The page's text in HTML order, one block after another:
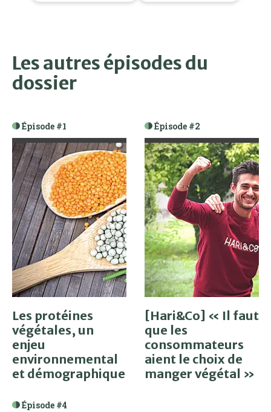
Les autres épisodes du
dossier
Épisode #1
Les protéines
végétales, un
enjeu
environnemental
et démographique
Épisode #2
[Hari&Co] « Il faut
que les
consommateurs
aient le choix de
manger végétal »
Épisode #4